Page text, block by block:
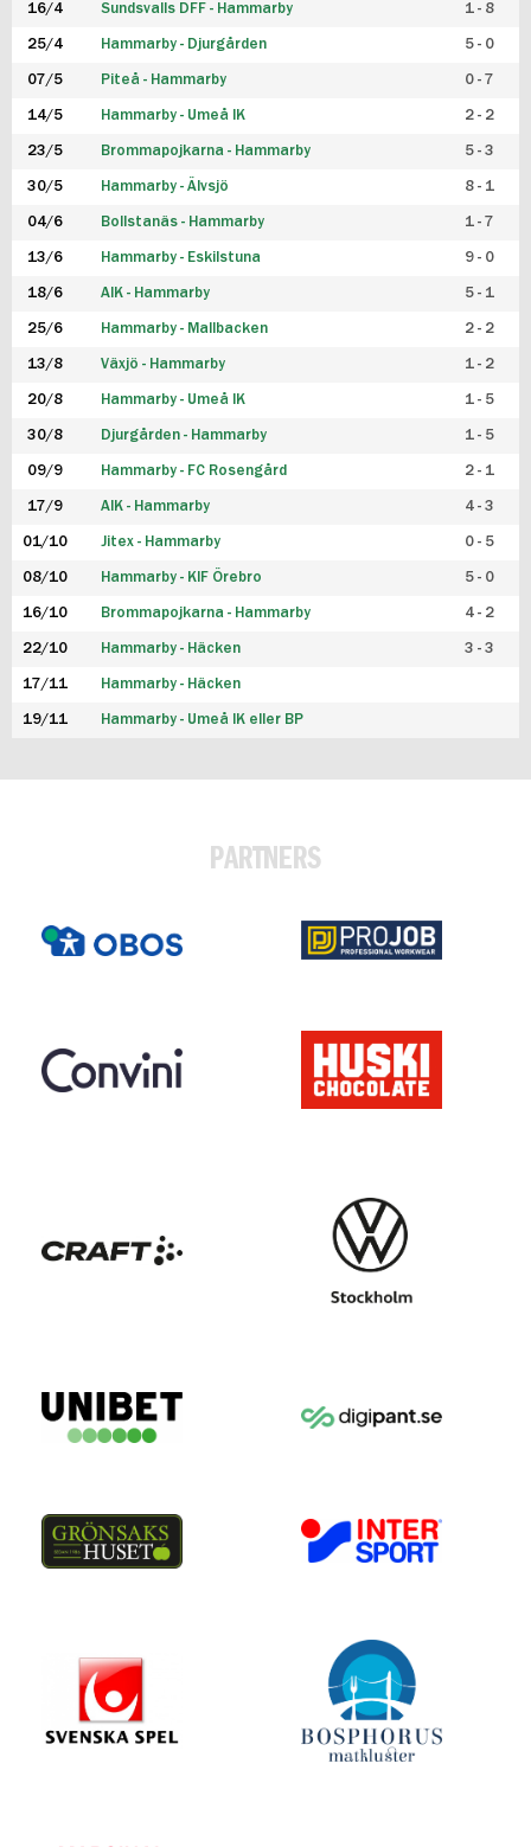
16/4 Sundsvalls DFF - Hammarby 1 - 8
25/4 Hammarby - Djurgården 5 - 0
07/5 Piteå - Hammarby 0 - 7
14/5 Hammarby - Umeå IK 2 - 2
23/5 Brommapojkarna - Hammarby 5 - 3
30/5 Hammarby - Älvsjö 8 - 1
04/6 Bollstanäs - Hammarby 1 - 7
13/6 Hammarby - Eskilstuna 9 - 0
18/6 AIK - Hammarby 5 - 1
25/6 Hammarby - Mallbacken 2 - 2
13/8 Växjö - Hammarby 1 - 2
20/8 Hammarby - Umeå IK 1 - 5
30/8 Djurgården - Hammarby 1 - 5
09/9 Hammarby - FC Rosengård 2 - 1
17/9 AIK - Hammarby 4 - 3
01/10 Jitex - Hammarby 0 - 5
08/10 Hammarby - KIF Örebro 5 - 0
16/10 Brommapojkarna - Hammarby 4 - 2
22/10 Hammarby - Häcken 3 - 3
17/11 Hammarby - Häcken
19/11 Hammarby - Umeå IK eller BP
PARTNERS